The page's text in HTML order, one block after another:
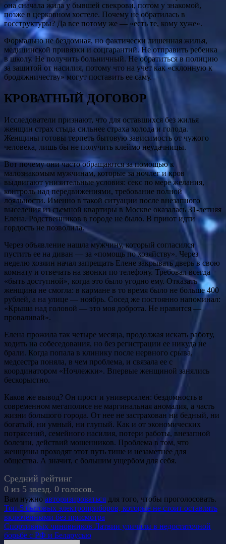
она сначала жила у бывшей свекрови, потом у знакомой,
позже в церковном хостеле. Почему не обратилась в
госструктуры? Да все потому же — «есть те, кому хуже».
Формально не бездомная, но фактически лишенная жилья,
медицинской привязки и соцгарантий. Не отправить ребенка
в школу. Не получить больничный. Не обратиться в полицию
за защитой от насилия, потому что на учет как «склонную к
бродяжничеству» могут поставить ее саму.
КРОВАТНЫЙ ДОГОВОР
Исследователи признают, что для оставшихся без жилья
женщин страх стыда сильнее страха холода и голода.
Женщины готовы терпеть бытовую зависимость от чужого
человека, лишь бы не получить клеймо неудачницы.
Вот почему они часто обращаются за помощью к
малознакомым мужчинам, которые за ночлег и кров
выдвигают унизительные условия: секс по мере желания,
контроль над передвижениями, требование полной
лояльности. Именно в такой ситуации после внезапного
выселения из съемной квартиры в Москве оказалась 31-летняя
Елена. Родственников в городе не было. В приют идти
гордость не позволила.
Через объявление нашла мужчину, который согласился
пустить ее на диван — за «помощь по хозяйству». Через
неделю хозяин начал запрещать Елене закрывать дверь в свою
комнату и отвечать на звонки по телефону. Требовал всегда
«быть доступной», когда это было угодно ему. Отказать
женщина не смогла: в кармане в то время было не больше 400
рублей, а на улице — ноябрь. Сосед же постоянно напоминал:
«Крыша над головой — это моя доброта. Не нравится —
проваливай».
Елена прожила так четыре месяца, продолжая искать работу,
ходить на собеседования, но без регистрации ее никуда не
брали. Когда попала в клинику после нервного срыва,
медсестра поняла, в чем проблема, и связала ее с
координатором «Ночлежки». Впервые женщиной занялись
бескорыстно.
Каков же вывод? Он прост и универсален: бездомность в
современном мегаполисе не маргинальная аномалия, а часть
жизни большого города. От нее не застрахован ни бедный, ни
богатый, ни умный, ни глупый. Как и от экономических
потрясений, семейного насилия, потери работы, внезапной
болезни, действий мошенников. Проблема в том, что
женщины проходят этот путь тише и незаметнее для
общества. А значит, с большим ущербом для себя.
Средний рейтинг
0 из 5 звезд. 0 голосов.
Вам нужно авторизироваться для того, чтобы проголосовать.
Навигация
по
записям
Топ-5 бытовых электроприборов, которые не стоит оставлять
включенными без присмотра
Спортивных чиновников Латвии уличили в недостаточной
борьбе с РФ и Беларусью